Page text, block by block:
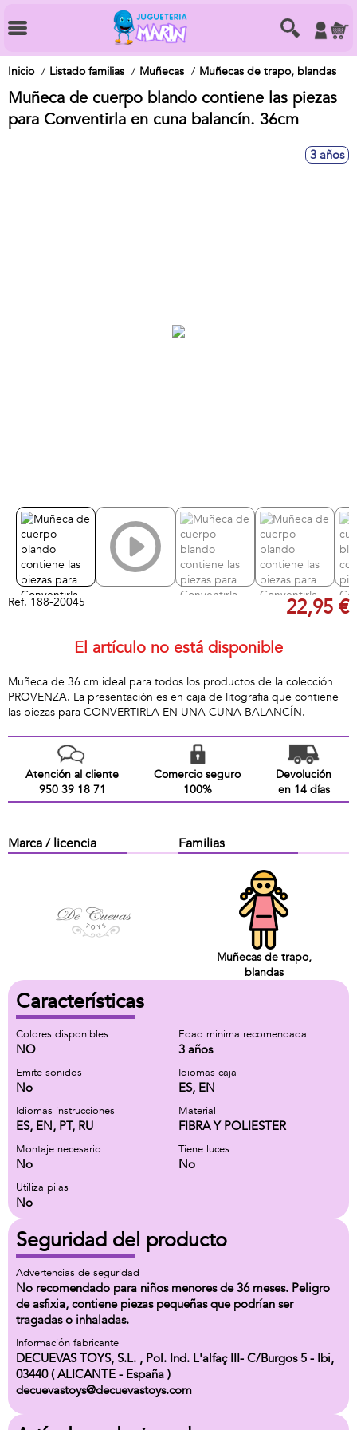
Inicio Listado familias Muñecas Muñecas de trapo, blandas
Muñeca de cuerpo blando contiene las piezas
para Conventirla en cuna balancín. 36cm
3 años
Ref. 188-20045 22,95 €
El artículo no está disponible
Muñeca de 36 cm ideal para todos los productos de la colección
PROVENZA. La presentación es en caja de litografia que contiene
las piezas para CONVERTIRLA EN UNA CUNA BALANCÍN.
Atención al cliente
950 39 18 71
Comercio seguro
100%
Devolución
en 14 días
Marca / licencia Familias
Muñecas de trapo,
blandas
Características
Colores disponibles
NO
Edad minima recomendada
3 años
Emite sonidos
No
Idiomas caja
ES, EN
Idiomas instrucciones
ES, EN, PT, RU
Material
FIBRA Y POLIESTER
Montaje necesario
No
Tiene luces
No
Utiliza pilas
No
Seguridad del producto
Advertencias de seguridad
No recomendado para niños menores de 36 meses. Peligro
de asfixia, contiene piezas pequeñas que podrían ser
tragadas o inhaladas.
Información fabricante
DECUEVAS TOYS, S.L. , Pol. Ind. L'alfaç III- C/Burgos 5 - Ibi,
03440 ( ALICANTE - España )
decuevastoys@decuevastoys.com